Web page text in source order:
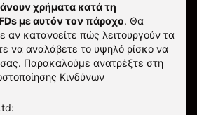
χρήματα κατά τη
με αυτόν τον πάροχο. Θα
αν κατανοείτε πώς λειτουργούν τα
να αναλάβετε το υψηλό ρίσκο να
Παρακαλούμε ανατρέξτε στη
Κινδύνων